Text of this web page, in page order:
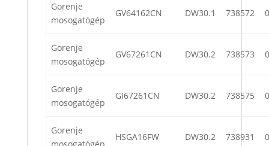
Gorenje
mosogatógép
GV64162CN DW30.1 738572
Gorenje
mosogatógép
GV67261CN DW30.2 738573
Gorenje
mosogatógép
GI67261CN DW30.2 738575
Gorenje
HSGA16FW DW30.2 738931